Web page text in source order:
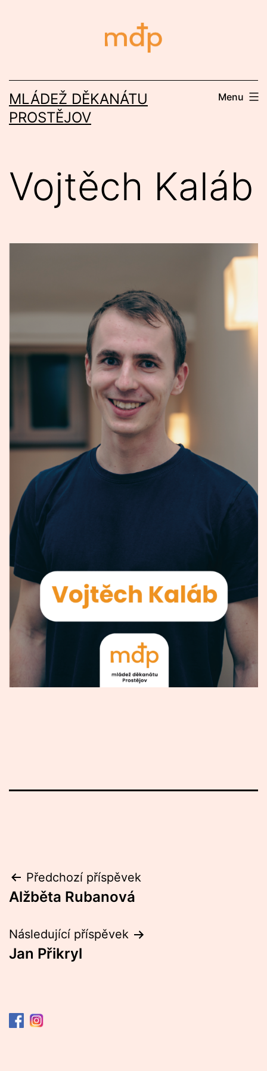
MLÁDEŽ DĚKANÁTU
PROSTĚJOV
Menu
Vojtěch Kaláb
Navigace
pro
příspěvek
Předchozí příspěvek
Alžběta Rubanová
Následující příspěvek
Jan Přikryl